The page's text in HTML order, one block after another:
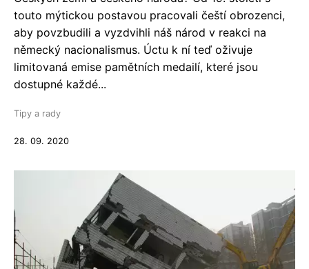
touto mýtickou postavou pracovali čeští obrozenci,
aby povzbudili a vyzdvihli náš národ v reakci na
německý nacionalismus. Úctu k ní teď oživuje
limitovaná emise pamětních medailí, které jsou
dostupné každé...
Tipy a rady
28. 09. 2020